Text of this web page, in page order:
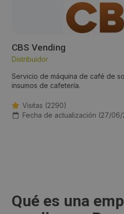
CBS Vending
Distribuidor
Servicio de máquina de café de
insumos de cafetería.
Visitas (2290)
Fecha de actualización (27/06/
Qué es una